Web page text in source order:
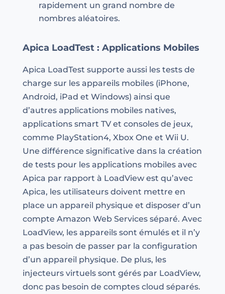
rapidement un grand nombre de
nombres aléatoires.
Apica LoadTest : Applications Mobiles
Apica LoadTest supporte aussi les tests de
charge sur les appareils mobiles (iPhone,
Android, iPad et Windows) ainsi que
d’autres applications mobiles natives,
applications smart TV et consoles de jeux,
comme PlayStation4, Xbox One et Wii U.
Une différence significative dans la création
de tests pour les applications mobiles avec
Apica par rapport à LoadView est qu’avec
Apica, les utilisateurs doivent mettre en
place un appareil physique et disposer d’un
compte Amazon Web Services séparé. Avec
LoadView, les appareils sont émulés et il n’y
a pas besoin de passer par la configuration
d’un appareil physique. De plus, les
injecteurs virtuels sont gérés par LoadView,
donc pas besoin de comptes cloud séparés.